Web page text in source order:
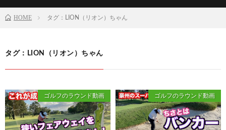
HOME タグ：LION（リオン）ちゃん
タグ：LION（リオン）ちゃん
ゴルフのラウンド動画 ゴルフのラウンド動画